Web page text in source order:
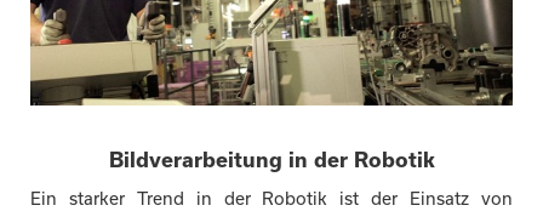
Bildverarbeitung in der Robotik
Ein starker Trend in der Robotik ist der Einsatz von